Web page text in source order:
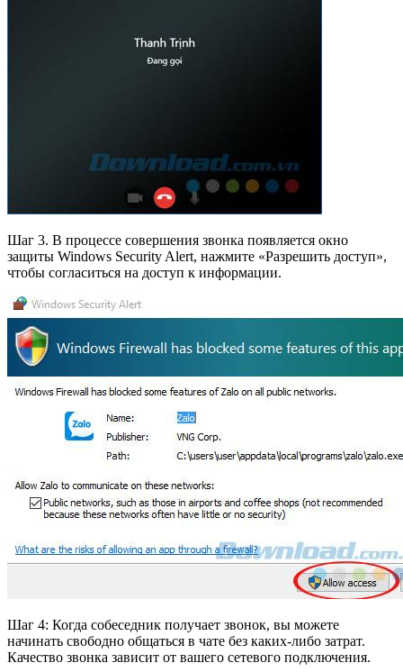
Шаг 3. В процессе совершения звонка появляется окно
защиты Windows Security Alert, нажмите «Разрешить доступ»,
чтобы согласиться на доступ к информации.
Шаг 4: Когда собеседник получает звонок, вы можете
начинать свободно общаться в чате без каких-либо затрат.
Качество звонка зависит от вашего сетевого подключения.